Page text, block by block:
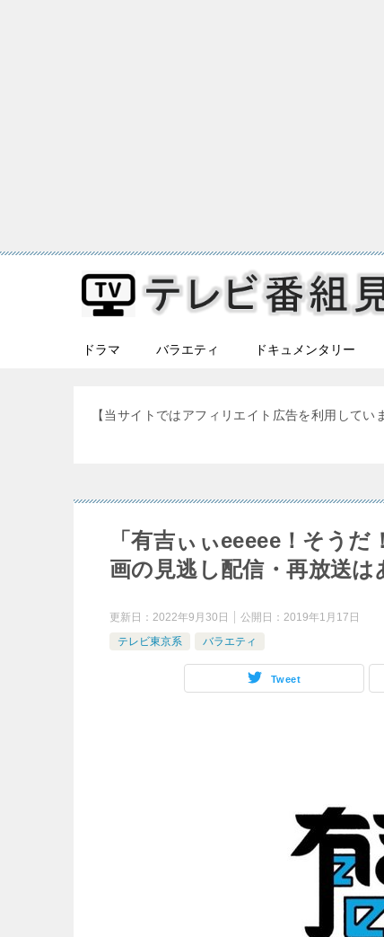
ドラマ バラエティ ドキュメンタリー
【当サイトではアフィリエイト広告を利用してい
「有吉ぃぃeeeee！そう
画の見逃し配信・再放送は
更新日： 2022年9月30日 公開日： 2019年1月17日
テレビ東京系
バラエティ
Tweet